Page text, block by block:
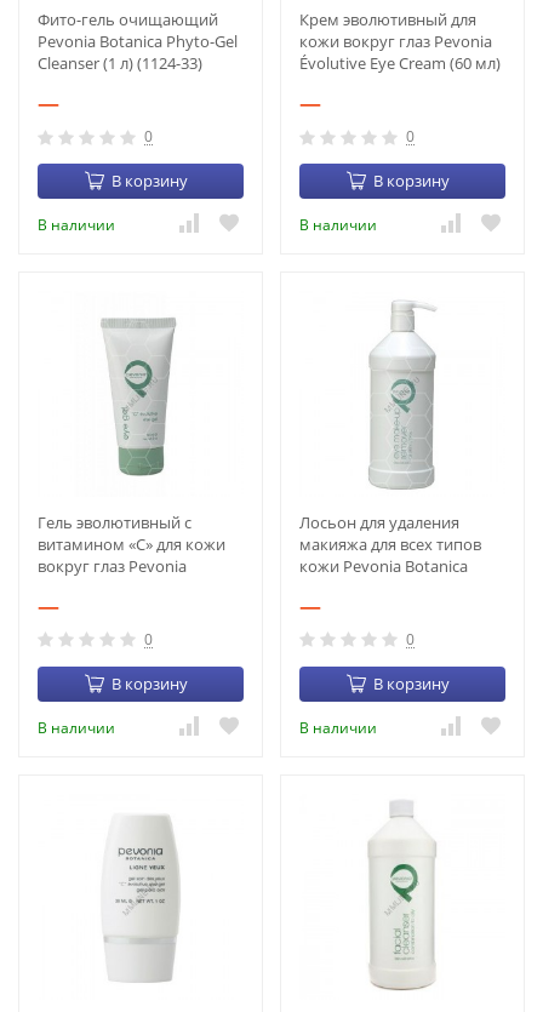
Фито-гель очищающий
Pevonia Botanica Phyto-Gel
Cleanser (1 л) (1124-33)
—
0
В корзину
В наличии
Крем эволютивный для
кожи вокруг глаз Pevonia
Évolutive Eye Cream (60 мл)
—
0
В корзину
В наличии
Гель эволютивный с
витамином «С» для кожи
вокруг глаз Pevonia
(1416-22)
—
0
В корзину
В наличии
Лосьон для удаления
макияжа для всех типов
кожи Pevonia Botanica
33)
—
0
В корзину
В наличии